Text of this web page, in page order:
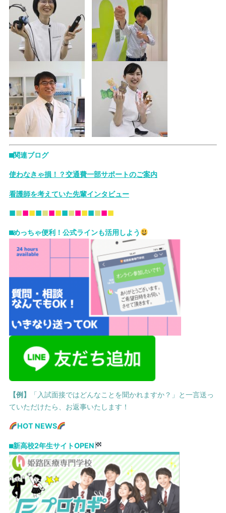
⬛︎関連ブログ
使わなきゃ損！？交通費一部サポートのご案内
看護師を考えていた先輩インタビュー
■■■■■■■■■■■■■■■■
⬛︎めっちゃ便利！公式ラインも活用しよう
【例】 「入試面接ではどんなことを聞かれますか？」 と一言送っ
ていただけたら、お返事いたします！
HOT NEWS
⬛︎新高校2年生サイトOPEN